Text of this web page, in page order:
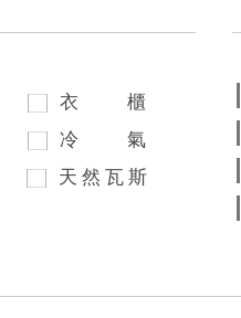
衣
櫃
冷
氣
天 然 瓦 斯